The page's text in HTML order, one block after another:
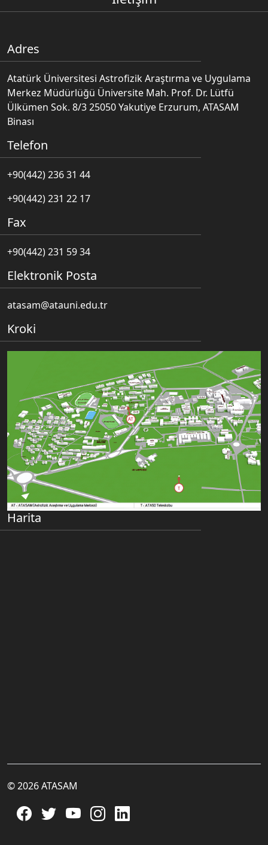
Adres
Atatürk Üniversitesi Astrofizik Araştırma ve Uygulama
Merkez Müdürlüğü Üniversite Mah. Prof. Dr. Lütfü
Ülkümen Sok. 8/3 25050 Yakutiye Erzurum, ATASAM
Binası
Telefon
+90(442) 236 31 44
+90(442) 231 22 17
Fax
+90(442) 231 59 34
Elektronik Posta
atasam@atauni.edu.tr
Kroki
Harita
© 2026 ATASAM